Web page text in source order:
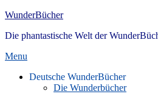
Skip
content
WunderBücher
Die phantastische Welt der
Menu
Hauptmenü
Deutsche WunderBücher
Die Wunderbücher